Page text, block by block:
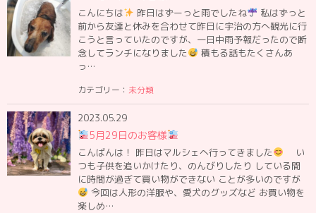
こんにちは 昨日はずーっと雨でしたね
私はずっと
前から友達と休みを合わせて昨日に宇治の方へ観光に行
こうと言っていたのですが、一日中雨予報だったので断
念してランチになりました
積もる話もたくさんあ
っ…
カテゴリー： 未分類
2023.05.29
5月29日のお客様
こんばんは！ 昨日はマルシェへ行ってきました
い
つも子供を追いかけたり、のんびりしたり している間
に時間が過ぎて買い物ができない ことが多いのですが
今回は人形の洋服や、愛犬のグッズなど お買い物を
楽しめ…